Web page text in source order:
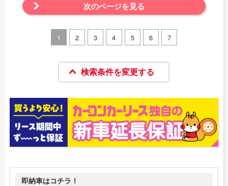
次のページを見る
1 2 3 4 5 6 7
検索条件を変更する
即納車はコチラ！